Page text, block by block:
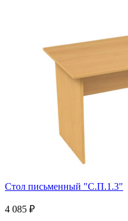
Стол письменный "С.П.1.3"
4 085 ₽